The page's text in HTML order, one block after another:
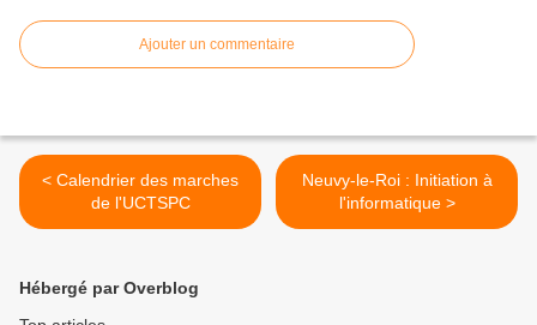
Ajouter un commentaire
< Calendrier des marches
de l'UCTSPC
Neuvy-le-Roi : Initiation à
l'informatique >
Hébergé par Overblog